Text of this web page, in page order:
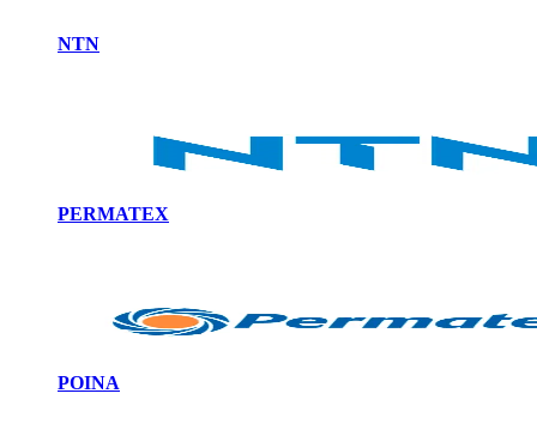
NTN
PERMATEX
POINA